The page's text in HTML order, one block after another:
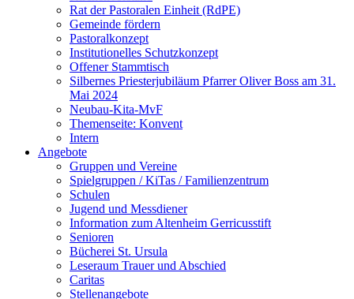
Rat der Pastoralen Einheit (RdPE)
Gemeinde fördern
Pastoralkonzept
Institutionelles Schutzkonzept
Offener Stammtisch
Silbernes Priesterjubiläum Pfarrer Oliver Boss am 31.
Mai 2024
Neubau-Kita-MvF
Themenseite: Konvent
Intern
Angebote
Gruppen und Vereine
Spielgruppen / KiTas / Familienzentrum
Schulen
Jugend und Messdiener
Information zum Altenheim Gerricusstift
Senioren
Bücherei St. Ursula
Leseraum Trauer und Abschied
Caritas
Stellenangebote